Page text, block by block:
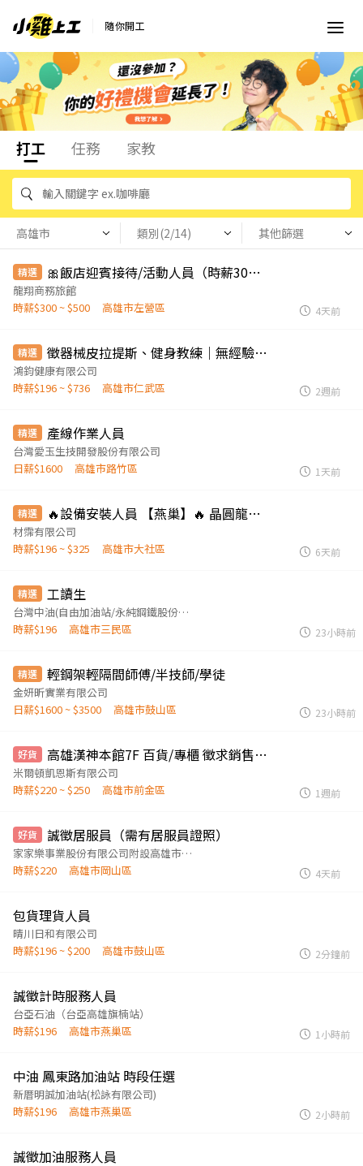
隨你開工
打工 任務 家教
高雄市 類別(2/14) 其他篩選
精選 🎀飯店迎賓接待/活動人員（時薪300-500含獎金)另徵飯店優質清潔房務
龍翔商務旅館
時薪$300 ~ $500
高雄市左營區 4天前
精選 徵器械皮拉提斯、健身教練｜無經驗可培訓｜完整教育訓練體系
鴻鈞健康有限公司
時薪$196 ~ $736
高雄市仁武區 2週前
精選 產線作業人員
台灣愛玉生技開發股份有限公司
日薪$1600
高雄市路竹區 1天前
精選 🔥設備安裝人員 【燕巢】🔥 晶圓龍頭外包 ｜無經驗可 /代招
材霈有限公司
時薪$196 ~ $325
高雄市大社區 6天前
精選 工讀生
台灣中油(自由加油站/永純鋼鐵股份有限公司)
時薪$196
高雄市三民區 23小時前
精選 輕鋼架輕隔間師傅/半技師/學徒
金妍昕實業有限公司
日薪$1600 ~ $3500
高雄市鼓山區 23小時前
好貨 高雄漢神本館7F 百貨/專櫃 徵求銷售人員 早晚班
米爾頓凱恩斯有限公司
時薪$220 ~ $250
高雄市前金區 1週前
好貨 誠徵居服員（需有居服員證照）
家家樂事業股份有限公司附設高雄市私立家家樂居家長照機構
時薪$220
高雄市岡山區 4天前
包貨理貨人員
晴川日和有限公司
時薪$196 ~ $200
高雄市鼓山區 2分鐘前
誠徵計時服務人員
台亞石油（台亞高雄旗楠站）
時薪$196
高雄市燕巢區 1小時前
中油 鳳東路加油站 時段任選
新厝明誠加油站(松詠有限公司)
時薪$196
高雄市燕巢區 2小時前
誠徵加油服務人員